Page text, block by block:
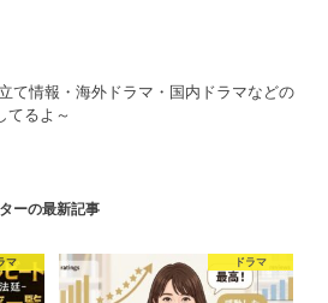
て情報・海外ドラマ・国内ドラマなどの
てるよ～
ーの最新記事
マ ドラマ